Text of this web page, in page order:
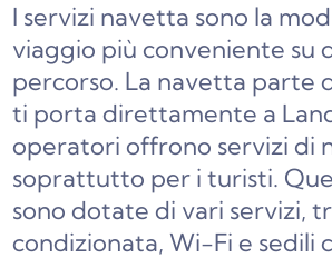
I servizi navetta sono la
viaggio più conveniente su
percorso. La navetta parte
ti porta direttamente a
operatori offrono servizi di
soprattutto per i turisti.
sono dotate di vari servizi,
condizionata, Wi-Fi e sedili